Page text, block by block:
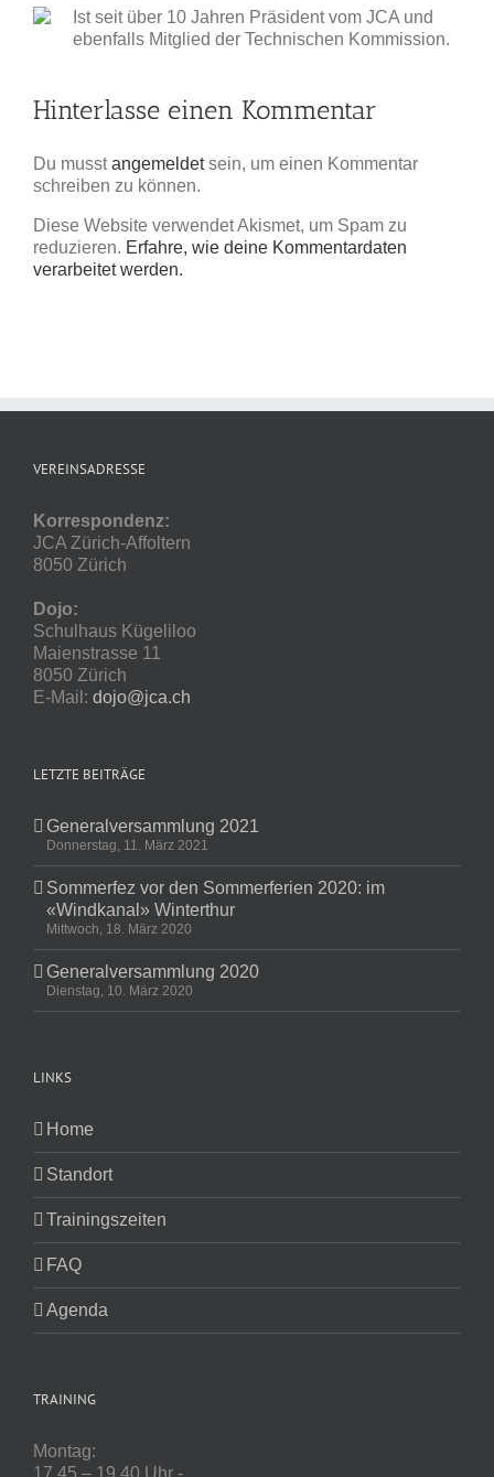
Ist seit über 10 Jahren Präsident vom JCA und
ebenfalls Mitglied der Technischen Kommission.
Hinterlasse einen Kommentar
Du musstangemeldetsein, um einen Kommentar
schreiben zu können.
Diese Website verwendet Akismet, um Spam zu
reduzieren. Erfahre, wie deine Kommentardaten
verarbeitet werden.
VEREINSADRESSE
Korrespondenz:
JCA Zürich-Affoltern
8050 Zürich
Dojo:
Schulhaus Kügeliloo
Maienstrasse 11
8050 Zürich
E-Mail: dojo@jca.ch
LETZTE BEITRÄGE
Generalversammlung 2021
Donnerstag, 11. März 2021
Sommerfez vor den Sommerferien 2020: im
«Windkanal» Winterthur
Mittwoch, 18. März 2020
Generalversammlung 2020
Dienstag, 10. März 2020
LINKS
Home
Standort
Trainingszeiten
FAQ
Agenda
TRAINING
Montag: